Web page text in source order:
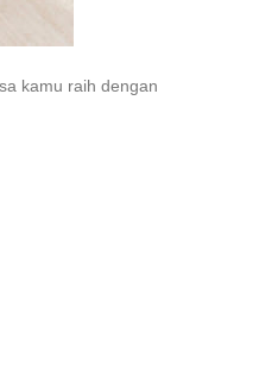
kamu raih dengan